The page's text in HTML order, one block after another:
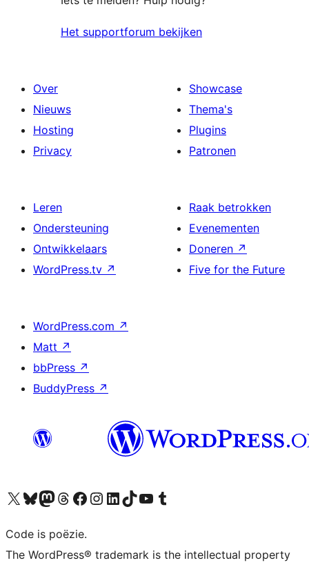
Het supportforum bekijken
Over
Nieuws
Hosting
Privacy
Showcase
Thema's
Plugins
Patronen
Leren
Ondersteuning
Ontwikkelaars
WordPress.tv ↗
Raak betrokken
Evenementen
Doneren ↗
Five for the Future
WordPress.com ↗
Matt ↗
bbPress ↗
BuddyPress ↗
Bezoek ons X (voorheen Twitter) account
Bezoek ons Bluesky account
Bezoek ons Mastodon account
Bezoek ons Threads account
Onze Facebook pagina bezoeken
Bezoek ons Instagram account
Bezoek ons LinkedIn account
Bezoek ons TikTok account
Bezoek ons YouTube kanaalBezoek ons Tumblr account
Code is poëzie.
The WordPress® trademark is the intellectual property